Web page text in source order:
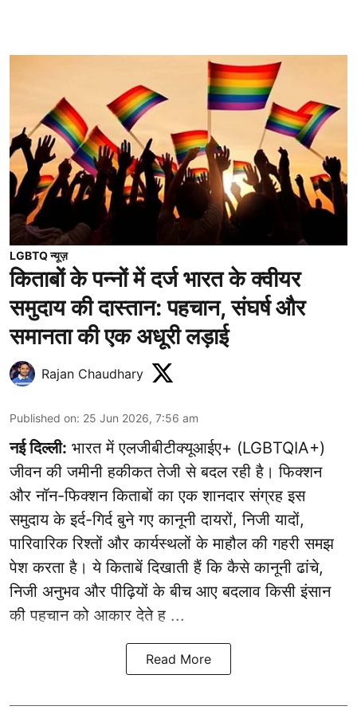
LGBTQ न्यूज़
किताबों के पन्नों में दर्ज भारत के क्वीयर
समुदाय की दास्तान: पहचान, संघर्ष और
समानता की एक अधूरी लड़ाई
Rajan Chaudhary
Published on: 25 Jun 2026, 7:56 am
नई दिल्ली: भारत में एलजीबीटीक्यूआईए+ (LGBTQIA+)
जीवन की जमीनी हकीकत तेजी से बदल रही है। फिक्शन
और नॉन-फिक्शन किताबों का एक शानदार संग्रह इस
समुदाय के इर्द-गिर्द बुने गए कानूनी दायरों, निजी यादों,
पारिवारिक रिश्तों और कार्यस्थलों के माहौल की गहरी समझ
पेश करता है। ये किताबें दिखाती हैं कि कैसे कानूनी ढांचे,
निजी अनुभव और पीढ़ियों के बीच आए बदलाव किसी इंसान
की पहचान को आकार देते ह ...
Read More